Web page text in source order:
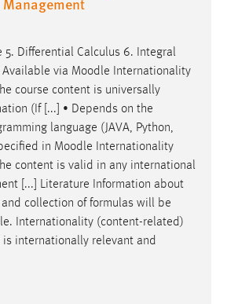
5. Differential Calculus 6. Integral
via Moodle Internationality
course content is universally
(If [...] • Depends on the
language (JAVA, Python,
in Moodle Internationality
content is valid in any international
[...] Literature Information about
collection of formulas will be
. Internationality (content-related)
is internationally relevant and
und Social Media
zu können, werden von diesen
Cookies gesetzt.